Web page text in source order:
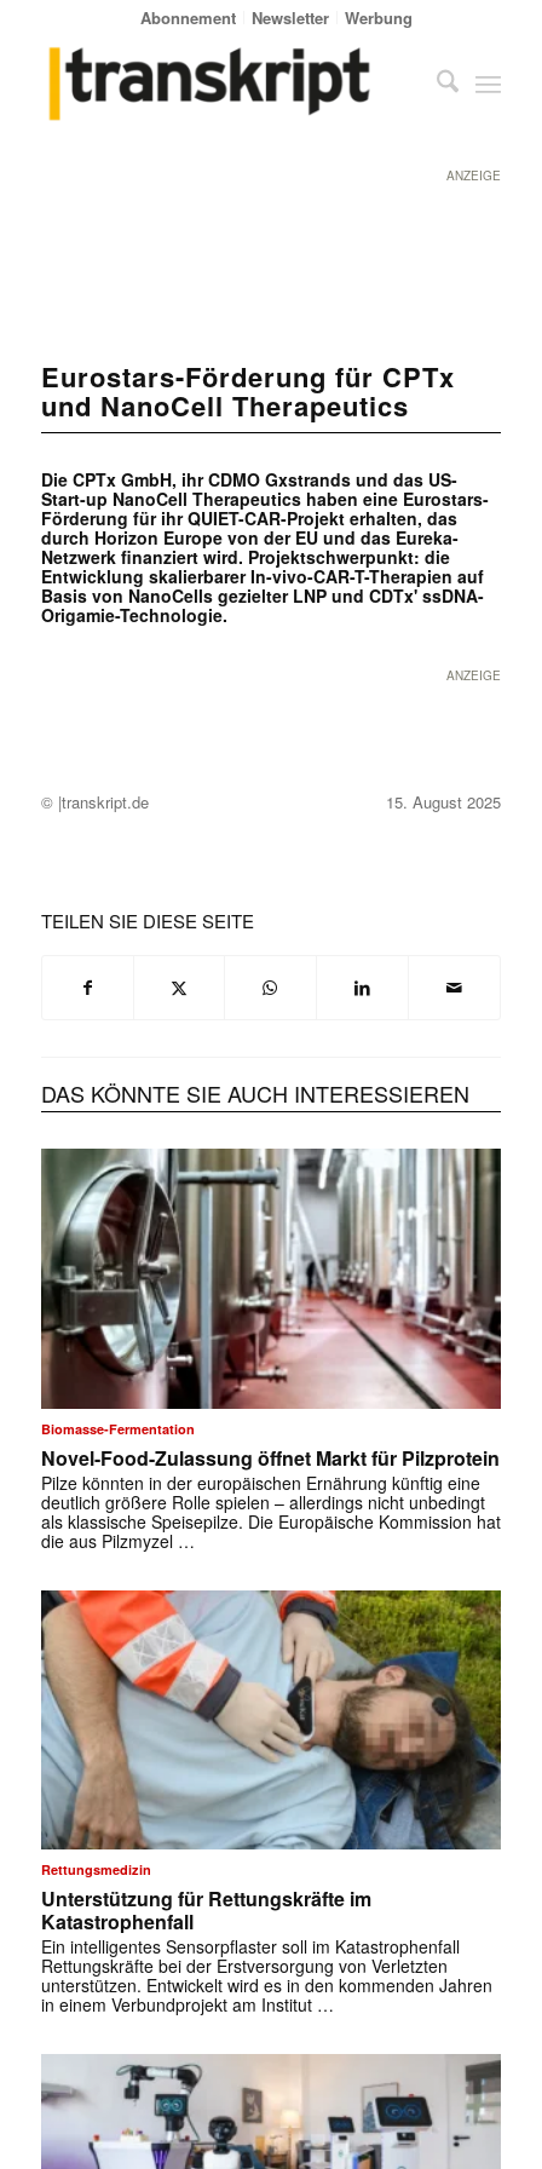
Abonnement Newsletter Werbung
ANZEIGE
Eurostars-Förderung für CPTx
und NanoCell Therapeutics
Die CPTx GmbH, ihr CDMO Gxstrands und das US-
Start-up NanoCell Therapeutics haben eine Eurostars-
Förderung für ihr QUIET-CAR-Projekt erhalten, das
durch Horizon Europe von der EU und das Eureka-
Netzwerk finanziert wird. Projektschwerpunkt: die
Entwicklung skalierbarer In-vivo-CAR-T-Therapien auf
Basis von NanoCells gezielter LNP und CDTx' ssDNA-
Origamie-Technologie.
ANZEIGE
© |transkript.de 15. August 2025
TEILEN SIE DIESE SEITE
DAS KÖNNTE SIE AUCH INTERESSIEREN
Biomasse-Fermentation
Novel-Food-Zulassung öffnet Markt für Pilzprotein
Pilze könnten in der europäischen Ernährung künftig eine
deutlich größere Rolle spielen – allerdings nicht unbedingt
als klassische Speisepilze. Die Europäische Kommission hat
die aus Pilzmyzel …
Rettungsmedizin
Unterstützung für Rettungskräfte im
Katastrophenfall
Ein intelligentes Sensorpflaster soll im Katastrophenfall
Rettungskräfte bei der Erstversorgung von Verletzten
unterstützen. Entwickelt wird es in den kommenden Jahren
in einem Verbundprojekt am Institut …